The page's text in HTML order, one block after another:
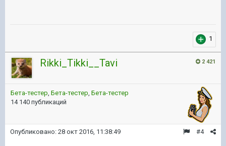
1
2 421
Rikki_Tikki__Tavi
Бета-тестер Бета-тестер Бета-тестер
14 140 публикаций
#4
Опубликовано: 28 окт 2016, 11:38:49